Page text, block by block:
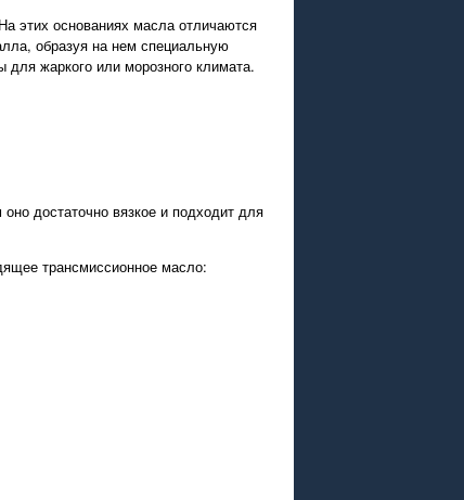
этих основаниях масла отличаются
образуя на нем специальную
жаркого или морозного климата.
достаточно вязкое и подходит для
трансмиссионное масло: